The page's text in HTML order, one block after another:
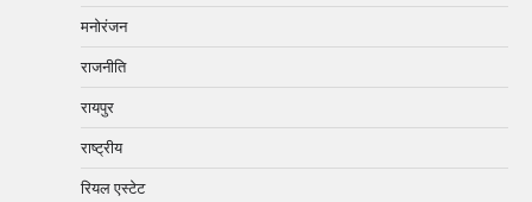
मनोरंजन
राजनीति
रायपुर
राष्ट्रीय
रियल एस्टेट